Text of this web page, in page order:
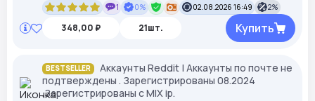
1 0% 02.08.2026 16:49 2%
348,00 ₽ 21шт. Купить
BESTSELLER
Аккаунты Reddit | Аккаунты по почте не
подтверждены . Зарегистрированы 08.2024
.Зарегистрированы с MIX ip.